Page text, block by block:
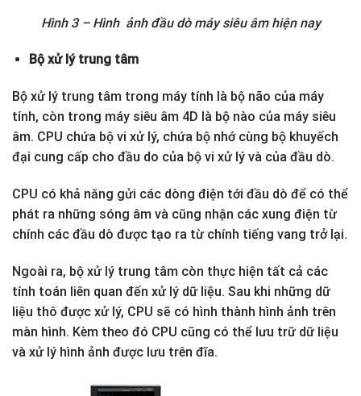
Hình 3 – Hình ảnh đầu dò máy siêu âm hiện nay
Bộ xử lý trung tâm
Bộ xử lý trung tâm trong máy tính là bộ não của máy
tính, còn trong máy siêu âm 4D là bộ nào của máy siêu
âm. CPU chứa bộ vi xử lý, chứa bộ nhớ cùng bộ khuyếch
đại cung cấp cho đầu do của bộ vi xử lý và của đầu dò.
CPU có khả năng gửi các dòng điện tới đầu dò để có thể
phát ra những sóng âm và cũng nhận các xung điện từ
chính các đầu dò được tạo ra từ chính tiếng vang trở lại.
Ngoài ra, bộ xử lý trung tâm còn thực hiện tất cả các
tính toán liên quan đến xử lý dữ liệu. Sau khi những dữ
liệu thô được xử lý, CPU sẽ có hình thành hình ảnh trên
màn hình. Kèm theo đó CPU cũng có thể lưu trữ dữ liệu
và xử lý hình ảnh được lưu trên đĩa.